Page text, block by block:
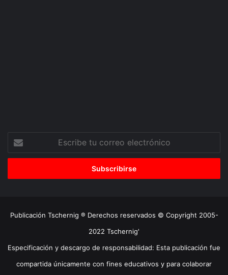
correo
Publicación Tschernig ® Derechos reservados © Copyright 2005-
2022 Tschernig'
Especificación y descargo de responsabilidad: Esta publicación fue
compartida únicamente con fines educativos y para colaborar